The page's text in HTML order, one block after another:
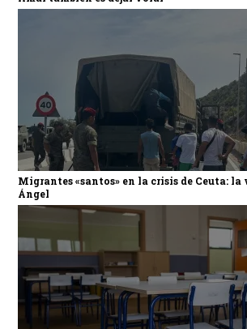
Migrantes «santos» en la crisis de Ceuta:
Ángel